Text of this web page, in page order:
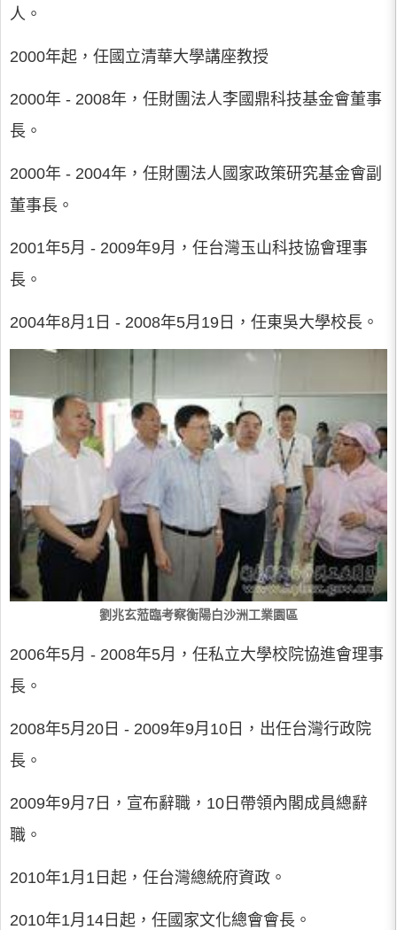
人。
2000年起，任國立清華大學講座教授
2000年 - 2008年，任財團法人李國鼎科技基金會董事
長。
2000年 - 2004年，任財團法人國家政策研究基金會副
董事長。
2001年5月 - 2009年9月，任台灣玉山科技協會理事
長。
2004年8月1日 - 2008年5月19日，任東吳大學校長。
劉兆玄蒞臨考察衡陽白沙洲工業園區
2006年5月 - 2008年5月，任私立大學校院協進會理事
長。
2008年5月20日 - 2009年9月10日，出任台灣行政院
長。
2009年9月7日，宣布辭職，10日帶領內閣成員總辭
職。
2010年1月1日起，任台灣總統府資政。
2010年1月14日起，任國家文化總會會長。